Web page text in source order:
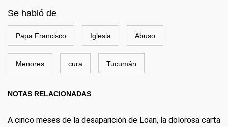
Se habló de
Papa Francisco Iglesia Abuso
Menores cura Tucumán
NOTAS RELACIONADAS
A cinco meses de la desaparición de Loan, la dolorosa carta